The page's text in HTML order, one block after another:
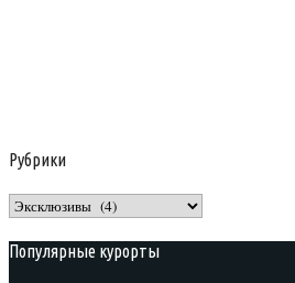
Рубрики
Рубрики
Популярные курорты